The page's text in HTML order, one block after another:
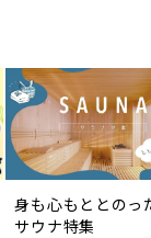
身も心もととのっ
サウナ特集